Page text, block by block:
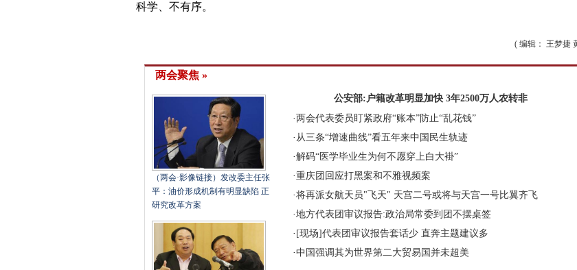
科学、不有序。
( 编辑： 王梦捷
两会聚焦 »
（两会·影像链接）发改委主任张
平：油价形成机制有明显缺陷 正
研究改革方案
公安部:户籍改革明显加快 3年2500万人农转非
· 两会代表委员盯紧政府“账本”防止“乱花钱”
· 从三条“增速曲线”看五年来中国民生轨迹
·解码“医学毕业生为何不愿穿上白大褂”
·重庆团回应打黑案和不雅视频案
·将再派女航天员"飞天" 天宫二号或将与天宫一号比翼齐飞
·地方代表团审议报告:政治局常委到团不摆桌签
· [现场]代表团审议报告套话少 直奔主题建议多
·中国强调其为世界第二大贸易国并未超美